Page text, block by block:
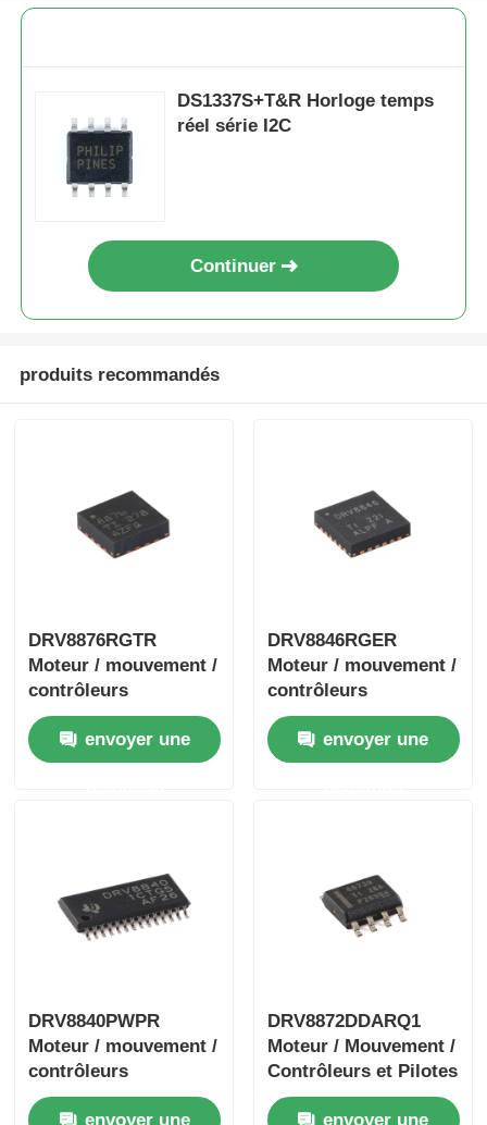
DS1337S+T&R Horloge temps
réel série I2C
Continuer
produits recommandés
DRV8876RGTR
Moteur / mouvement /
contrôleurs
d'allumage et pilotes
40 V 3,5 A H-bridge
envoyer une
DRV8846RGER
Moteur / mouvement /
contrôleurs
d'allumage et pilotes
1.4A Stpr bipolaire
envoyer une
DRV8840PWPR
Moteur / mouvement /
contrôleurs
d'allumage et pilotes
envoyer une
DRV8872DDARQ1
Moteur / Mouvement /
Contrôleurs et Pilotes
d'Allumage 3.6A
envoyer une